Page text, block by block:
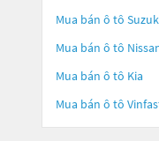
Mua bán ô tô
Mua bán ô tô
Mua bán ô tô Kia
Mua bán ô tô